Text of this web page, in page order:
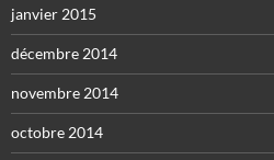
janvier 2015
décembre 2014
novembre 2014
octobre 2014